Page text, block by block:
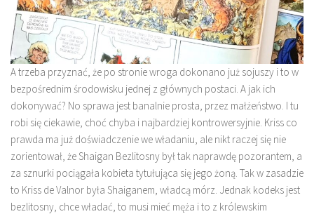
A trzeba przyznać, że po stronie wroga dokonano już sojuszy i to w
bezpośrednim środowisku jednej z głównych postaci. A jak ich
dokonywać? No sprawa jest banalnie prosta, przez małżeństwo. I tu
robi się ciekawie, choć chyba i najbardziej kontrowersyjnie. Kriss co
prawda ma już doświadczenie we władaniu, ale nikt raczej się nie
zorientował, że Shaigan Bezlitosny był tak naprawdę pozorantem, a
za sznurki pociągała kobieta tytułująca się jego żoną. Tak w zasadzie
to Kriss de Valnor była Shaiganem, władcą mórz. Jednak kodeks jest
bezlitosny, chce władać, to musi mieć męża i to z królewskim